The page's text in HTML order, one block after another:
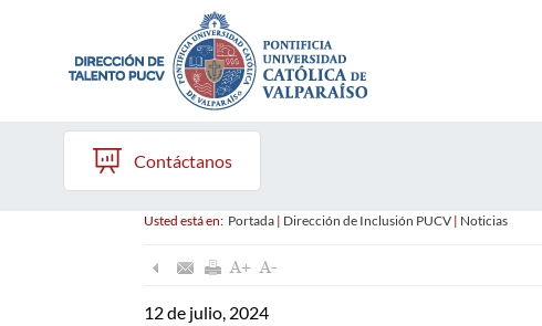
Contáctanos
Usted está en: Portada| Dirección de Inclusión PUCV| Noticias
12 de julio, 2024